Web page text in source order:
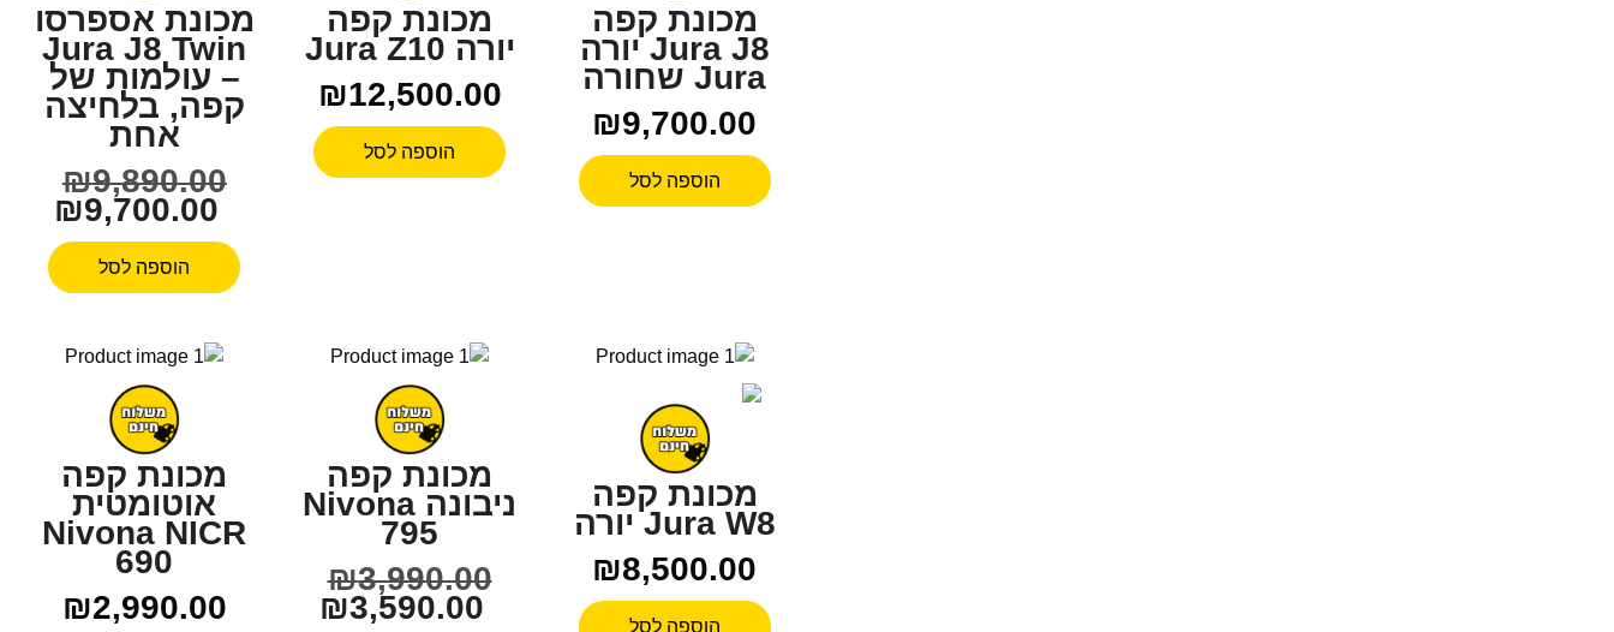
מכונת קפה
Jura J8 יורה
Jura שחורה
₪9,700.00
הוספה לסל
מכונת קפה
יורה Jura Z10
₪12,500.00
הוספה לסל
מכונת אספרסו
Jura J8 Twin
– עולמות של
קפה, בלחיצה
אחת
₪9,890.00
₪9,700.00
הוספה לסל
מכונת קפה
Jura W8 יורה
₪8,500.00
הוספה לסל
מכונת קפה
ניבונה Nivona
795
₪3,990.00
₪3,590.00
מכונת קפה
אוטומטית
Nivona NICR
690
₪2,990.00